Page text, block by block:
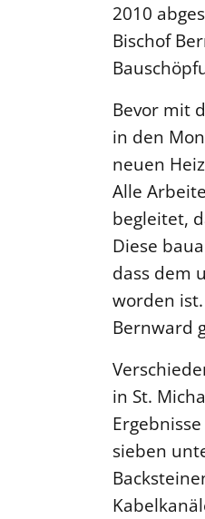
2010
Bischof
Bevor mit
in den
neuen
Alle
begleitet,
Diese
dass dem
worden
Bernward
in St.
sieben